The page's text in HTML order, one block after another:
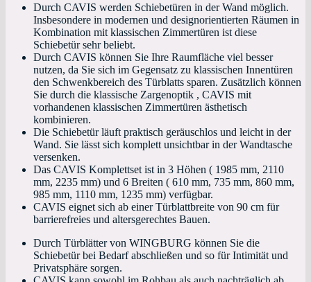
Durch CAVIS werden Schiebetüren in der Wand möglich.
Insbesondere in modernen und designorientierten Räumen in
Kombination mit klassischen Zimmertüren ist diese
Schiebetür sehr beliebt.
Durch CAVIS können Sie Ihre Raumfläche viel besser
nutzen, da Sie sich im Gegensatz zu klassischen Innentüren
den Schwenkbereich des Türblatts sparen. Zusätzlich können
Sie durch die klassische Zargenoptik , CAVIS mit
vorhandenen klassischen Zimmertüren ästhetisch
kombinieren.
Die Schiebetür läuft praktisch geräuschlos und leicht in der
Wand. Sie lässt sich komplett unsichtbar in der Wandtasche
versenken.
Das CAVIS Komplettset ist in 3 Höhen ( 1985 mm, 2110
mm, 2235 mm) und 6 Breiten ( 610 mm, 735 mm, 860 mm,
985 mm, 1110 mm, 1235 mm) verfügbar.
CAVIS eignet sich ab einer Türblattbreite von 90 cm für
barrierefreies und altersgerechtes Bauen.
Durch Türblätter von WINGBURG können Sie die
Schiebetür bei Bedarf abschließen und so für Intimität und
Privatsphäre sorgen.